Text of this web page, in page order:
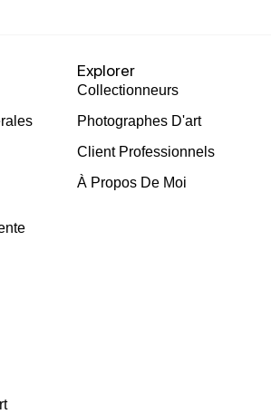
Explorer
Collectionneurs
Photographes D'art
Client Professionnels
À Propos De Moi